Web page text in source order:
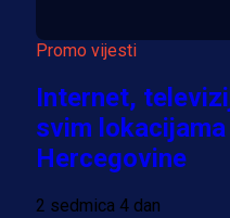
Promo vijesti
Internet,
svim
Hercegovine
2 sedmica 4 dan